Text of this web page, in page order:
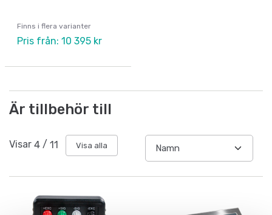
Finns i flera varianter
Pris från: 10 395 kr
Är tillbehör till
Visar 4 / 11 Visa alla